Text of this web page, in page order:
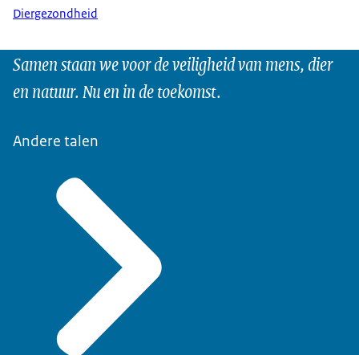
Diergezondheid
Samen staan we voor de veiligheid van mens, dier
en natuur. Nu en in de toekomst.
Andere talen